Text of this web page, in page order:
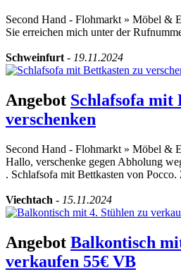
Second Hand - Flohmarkt » Möbel &
Sie erreichen mich unter der
Schweinfurt - 19.11.2024
Angebot Schlafsofa mit
verschenken
Second Hand - Flohmarkt » Möbel &
Hallo, verschenke gegen Abholung
. Schlafsofa mit Bettkasten von Pocco.
Viechtach - 15.11.2024
Angebot Balkontisch
verkaufen 55€ VB